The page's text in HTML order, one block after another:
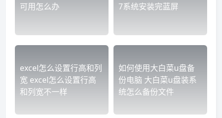
可用怎么办
7系统安装完蓝屏
excel怎么设置行高和列
宽 excel怎么设置行高
和列宽不一样
如何使用大白菜u盘备
份电脑 大白菜u盘装系
统怎么备份文件